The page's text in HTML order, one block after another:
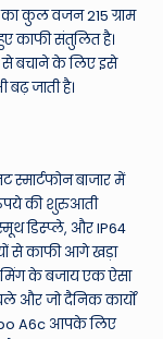
कुल वजन 215 ग्राम
काफी संतुलित है।
बचाने के लिए इसे
जाती है।
बाजार में
की शुरुआती
डिस्प्ले, और IP64
से काफी आगे खड़ा
के बजाय एक ऐसा
और जो दैनिक कार्यों
A6c आपके लिए